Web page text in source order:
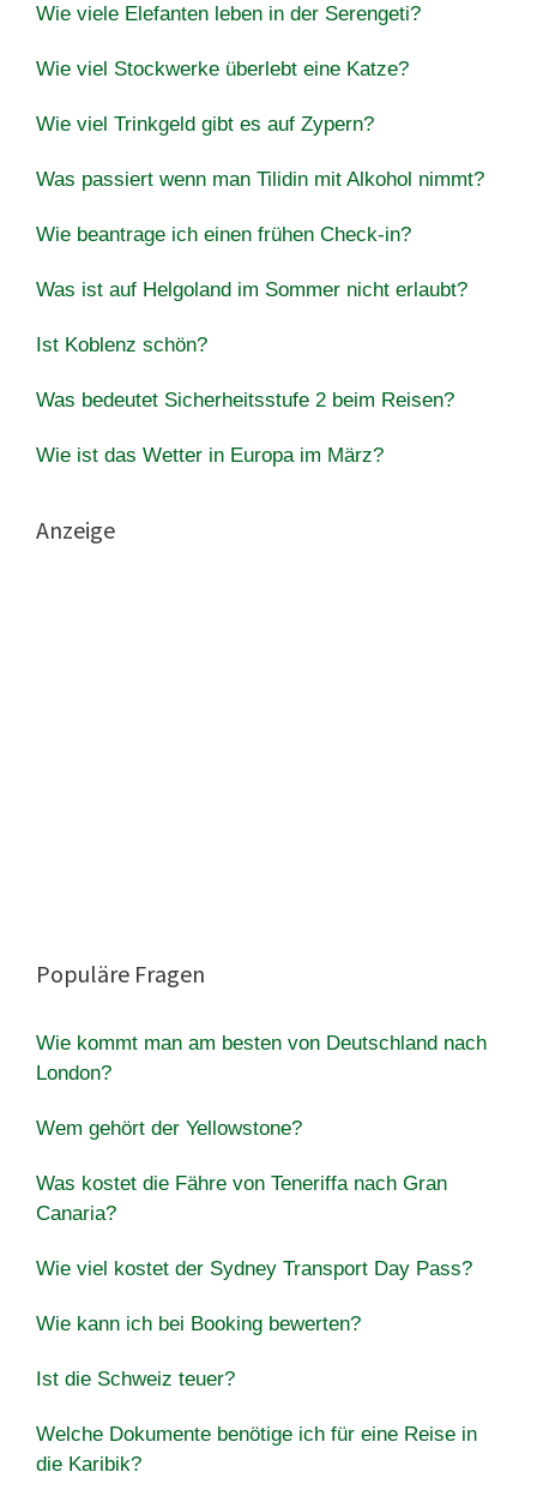
Wie viele Elefanten leben in der Serengeti?
Wie viel Stockwerke überlebt eine Katze?
Wie viel Trinkgeld gibt es auf Zypern?
Was passiert wenn man Tilidin mit Alkohol nimmt?
Wie beantrage ich einen frühen Check-in?
Was ist auf Helgoland im Sommer nicht erlaubt?
Ist Koblenz schön?
Was bedeutet Sicherheitsstufe 2 beim Reisen?
Wie ist das Wetter in Europa im März?
Anzeige
Populäre Fragen
Wie kommt man am besten von Deutschland nach
London?
Wem gehört der Yellowstone?
Was kostet die Fähre von Teneriffa nach Gran
Canaria?
Wie viel kostet der Sydney Transport Day Pass?
Wie kann ich bei Booking bewerten?
Ist die Schweiz teuer?
Welche Dokumente benötige ich für eine Reise in
die Karibik?